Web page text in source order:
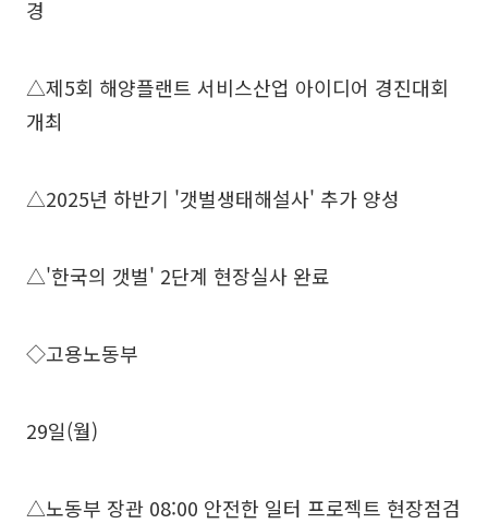
경
△제5회 해양플랜트 서비스산업 아이디어 경진대회
개최
△2025년 하반기 '갯벌생태해설사' 추가 양성
△'한국의 갯벌' 2단계 현장실사 완료
◇고용노동부
29일(월)
△노동부 장관 08:00 안전한 일터 프로젝트 현장점검